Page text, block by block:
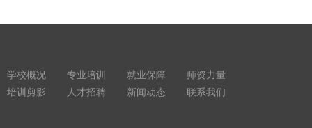
学校概况 专业培训 就业保障
师资力量
培训剪影
人才招聘 新闻动态 联系我们